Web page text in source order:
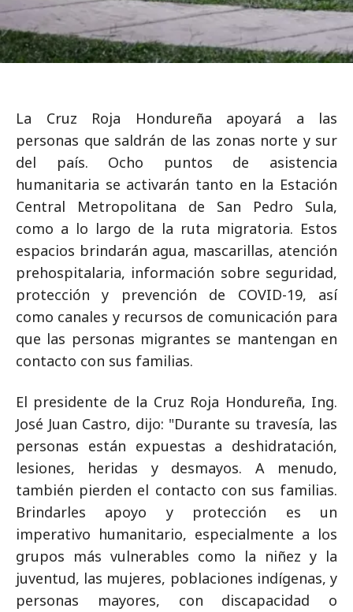
La Cruz Roja Hondureña apoyará a las
personas que saldrán de las zonas norte y sur
del país. Ocho puntos de asistencia
humanitaria se activarán tanto en la Estación
Central Metropolitana de San Pedro Sula,
como a lo largo de la ruta migratoria. Estos
espacios brindarán agua, mascarillas, atención
prehospitalaria, información sobre seguridad,
protección y prevención de COVID-19, así
como canales y recursos de comunicación para
que las personas migrantes se mantengan en
contacto con sus familias.
El presidente de la Cruz Roja Hondureña, Ing.
José Juan Castro, dijo: "Durante su travesía, las
personas están expuestas a deshidratación,
lesiones, heridas y desmayos. A menudo,
también pierden el contacto con sus familias.
Brindarles apoyo y protección es un
imperativo humanitario, especialmente a los
grupos más vulnerables como la niñez y la
juventud, las mujeres, poblaciones indígenas, y
personas mayores, con discapacidad o